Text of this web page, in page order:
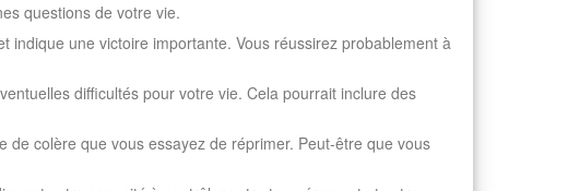
questions de votre vie.
une victoire importante. Vous réussirez probablement à
difficultés pour votre vie. Cela pourrait inclure des
colère que vous essayez de réprimer. Peut-être que vous